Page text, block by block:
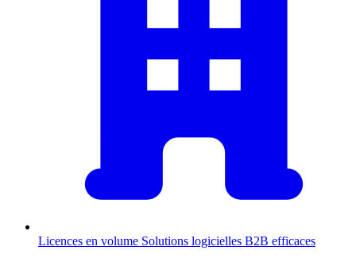
Licences en volume Solutions logicielles B2B efficaces